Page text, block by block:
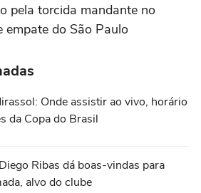
pela torcida mandante no
empate do São Paulo
Onde assistir ao vivo, horário
da Copa do Brasil
Ribas dá boas-vindas para
alvo do clube